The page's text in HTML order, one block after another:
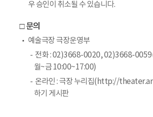
우 승인이 취소될 수 있습니다.
□ 문의
예술극장 극장운영부
전화 : 02)3668-0020, 02)3668-0059(
월~금 10:00~17:00)
온라인 : 극장 누리집(http://
하기 게시판